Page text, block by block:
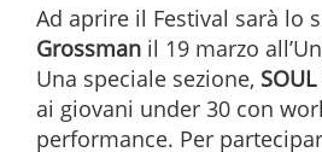
Ad aprire il Festival sarà lo
Grossman il 19 marzo
Una speciale sezione,
ai giovani under 30 con
performance. Per